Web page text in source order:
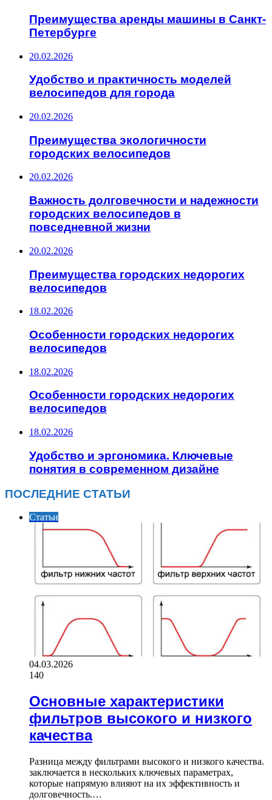
Преимущества аренды машины в Санкт-
Петербурге
20.02.2026
Удобство и практичность моделей
велосипедов для города
20.02.2026
Преимущества экологичности
городских велосипедов
20.02.2026
Важность долговечности и надежности
городских велосипедов в
повседневной жизни
20.02.2026
Преимущества городских недорогих
велосипедов
18.02.2026
Особенности городских недорогих
велосипедов
18.02.2026
Особенности городских недорогих
велосипедов
18.02.2026
Удобство и эргономика. Ключевые
понятия в современном дизайне
ПОСЛЕДНИЕ СТАТЬИ
Статьи
04.03.2026
140
Основные характеристики
фильтров высокого и низкого
качества
Разница между фильтрами высокого и низкого качества.
заключается в нескольких ключевых параметрах,
которые напрямую влияют на их эффективность и
долговечность.…